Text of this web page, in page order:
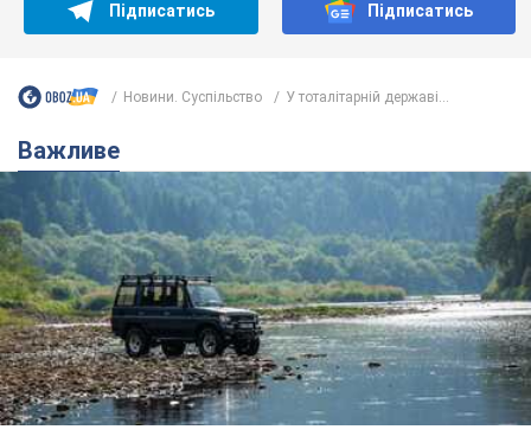
Значні штрафи і спеціальні полігони: як
проблему джипінгу вирішують за кордоном
Україні не завадить взяти приклад із країн Європи
8.08.2026 05:10 1,9 т.
На Прикарпатті після аномальної
спеки пройшла потужна злива: